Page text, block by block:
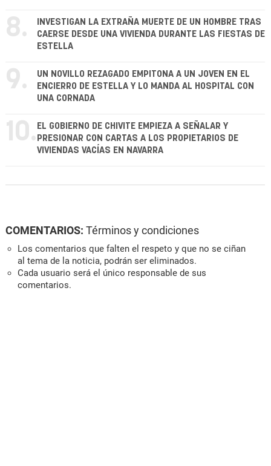
8.
INVESTIGAN LA EXTRAÑA MUERTE DE UN HOMBRE TRAS
CAERSE DESDE UNA VIVIENDA DURANTE LAS FIESTAS DE
ESTELLA
9.
UN NOVILLO REZAGADO EMPITONA A UN JOVEN EN EL
ENCIERRO DE ESTELLA Y LO MANDA AL HOSPITAL CON
UNA CORNADA
10. EL GOBIERNO DE CHIVITE EMPIEZA A SEÑALAR Y
PRESIONAR CON CARTAS A LOS PROPIETARIOS DE
VIVIENDAS VACÍAS EN NAVARRA
COMENTARIOS: Términos y condiciones
Los comentarios que falten el respeto y que no se ciñan
al tema de la noticia, podrán ser eliminados.
Cada usuario será el único responsable de sus
comentarios.